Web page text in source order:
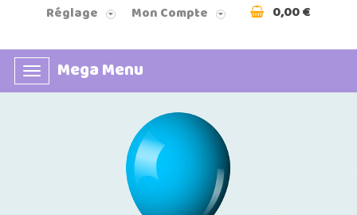
Réglage Mon Compte 0,00 €
Basculer
la
Mega Menu